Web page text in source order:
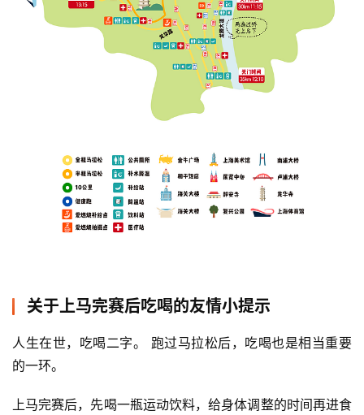
关于上马完赛后吃喝的友情小提示
人生在世，吃喝二字。 跑过马拉松后，吃喝也是相当重要
的一环。
上马完赛后，先喝一瓶运动饮料，给身体调整的时间再进食